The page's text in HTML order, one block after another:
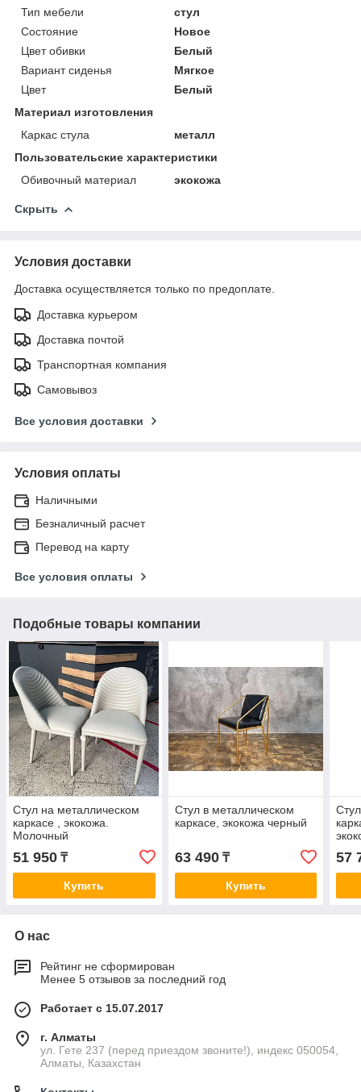
Тип мебели
стул
Состояние
Новое
Цвет обивки
Белый
Вариант сиденья
Мягкое
Цвет
Белый
Материал изготовления
Каркас стула
металл
Пользовательские характеристики
Обивочный материал
экокожа
Скрыть
Условия доставки
Доставка осуществляется только по предоплате.
Доставка курьером
Доставка почтой
Транспортная компания
Самовывоз
Все условия доставки
Условия оплаты
Наличными
Безналичный расчет
Перевод на карту
Все условия оплаты
Подобные товары компании
Стул на металлическом
каркасе , экокожа.
Молочный
51 950 ₸
Купить
Стул в металлическом
каркасе, экокожа черный
63 490₸
Купить
57
О нас
Рейтинг не сформирован
Менее 5 отзывов за последний год
Работает с 15.07.2017
г. Алматы
ул. Гете 237 (перед приездом звоните!), индекс 050054,
Алматы, Казахстан